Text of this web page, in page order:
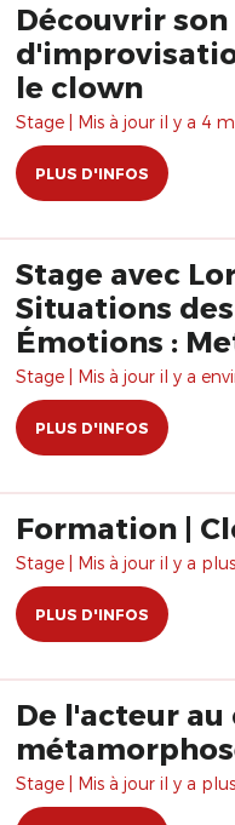
Découvrir
le clown
Stage | Mis à jour il y a 4
PLUS D'INFOS
Stage avec
Situations
Émotions :
dans le
Tragédie de
tous les temps.
Stage | Mis à jour il y a
PLUS D'INFOS
Formation |
Stage | Mis à jour il y a
PLUS D'INFOS
De l'acteur au
Stage | Mis à jour il y a